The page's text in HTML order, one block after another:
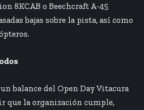
8KCAB o Beechcraft A-45
bajas sobre la pista, así como
balance del Open Day Vitacura
que la organización cumple,